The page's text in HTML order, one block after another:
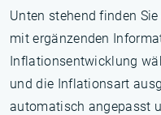
Unten stehend finden
mit ergänzenden
Inflationsentwicklung
und die Inflationsart
automatisch angepasst